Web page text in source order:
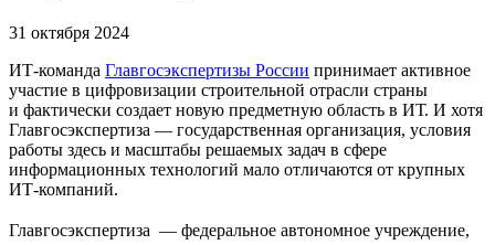
31 октября 2024
ИТ-команда Главгосэкспертизы России принимает активное
участие в цифровизации строительной отрасли страны
и фактически создает новую предметную область в ИТ. И хотя
Главгосэкспертиза — государственная организация, условия
работы здесь и масштабы решаемых задач в сфере
информационных технологий мало отличаются от крупных
ИТ-компаний.
Главгосэкспертиза — федеральное автономное учреждение,